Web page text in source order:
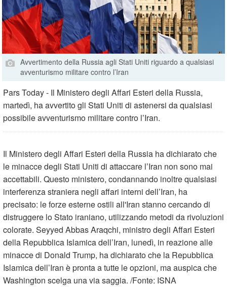
Avvertimento della Russia agli Stati Uniti riguardo a qualsiasi
avventurismo militare contro l’Iran
Pars Today - Il Ministero degli Affari Esteri della Russia,
martedì, ha avvertito gli Stati Uniti di astenersi da qualsiasi
possibile avventurismo militare contro l’Iran.
Il Ministero degli Affari Esteri della Russia ha dichiarato che
le minacce degli Stati Uniti di attaccare l’Iran non sono mai
accettabili. Questo ministero, condannando inoltre qualsiasi
interferenza straniera negli affari interni dell’Iran, ha
precisato: le forze esterne ostili all'Iran stanno cercando di
distruggere lo Stato iraniano, utilizzando metodi da rivoluzioni
colorate. Seyyed Abbas Araqchi, ministro degli Affari Esteri
della Repubblica Islamica dell’Iran, lunedì, in reazione alle
minacce di Donald Trump, ha dichiarato che la Repubblica
Islamica dell’Iran è pronta a tutte le opzioni, ma auspica che
Washington scelga una via saggia. /Fonte: ISNA